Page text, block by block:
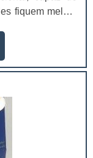
fiquem melhor
“cartelas”, as
clientes.Como
apelo vis.